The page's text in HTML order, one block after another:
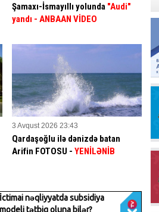
Şamaxı-İsmayıllı yolunda "Audi"
yandı - ANBAAN VİDEO
3 Avqust 2026 23:43
Qardaşoğlu ilə dənizdə batan
Arifin FOTOSU -YENİLƏNİB